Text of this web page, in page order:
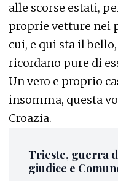
alle scorse estati,
proprie vetture nei
cui, e qui sta il
ricordano pure di
Un vero e proprio
insomma, questa
Croazia.
Trieste, guerra
giudice e